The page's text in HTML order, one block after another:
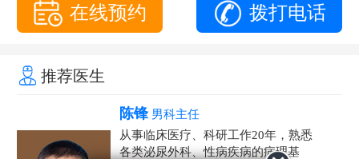
在线预约 拨打电话
推荐医生
陈锋 男科主任
从事临床医疗、科研工作20年，熟悉
各类泌尿外科、性病疾病的病理基